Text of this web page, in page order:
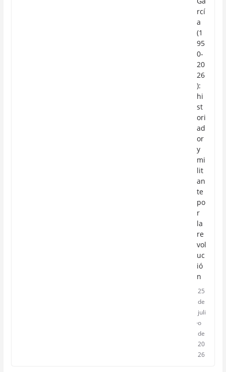
rcí
a
(1
95
0-
20
26
):
hi
st
ori
ad
or
y
mi
lit
an
te
po
r
la
re
vol
uc
ió
n
25
de
juli
o
de
20
26